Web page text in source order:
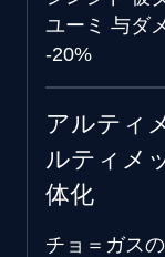
ユーミ 与ダ
-20%
アルティ
ルティメ
体化
チョ＝ガス